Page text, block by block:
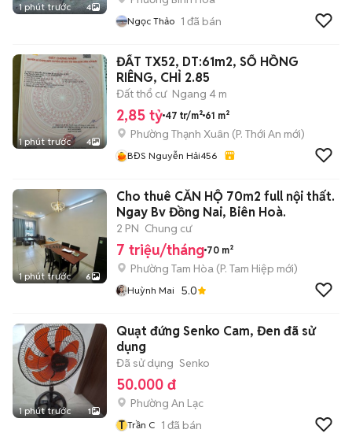
1 phút trước 4
Ngọc Thảo 1 đã bán
1 phút trước 4
ĐẤT TX52, DT:61m2, SỔ HỒNG
RIÊNG, CHỈ 2.85
Đất thổ cư Ngang 4 m
2,85 tỷ 47 tr/m² 61 m²
Phường Thạnh Xuân (P. Thới An mới)
BĐS Nguyễn Hải456
1 phút trước 6
Cho thuê CĂN HỘ 70m2 full nội thất.
Ngay Bv Đồng Nai, Biên Hoà.
2 PN Chung cư
7 triệu/tháng 70 m²
Phường Tam Hòa (P. Tam Hiệp mới)
Huỳnh Mai 5.0
1 phút trước 1
Quạt đứng Senko Cam, Đen đã sử
dụng
Đã sử dụng Senko
50.000 đ
Phường An Lạc
T Trần C 1 đã bán